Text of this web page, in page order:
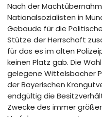
Nach der
Nationalsozialisten in
Gebäude für die
Stütze der Herrschaft
für das es im alten
keinen Platz gab. Die
gelegene Wittelsbacher
der Bayerischen
endgültig die
Zwecke des immer